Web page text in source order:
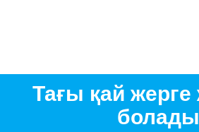
Тағы қай жерге
болады